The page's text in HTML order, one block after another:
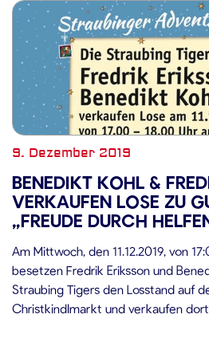
9. Dezember 2019
BENEDIKT KOHL &
VERKAUFEN LOSE ZU
„FREUDE DURCH
Am Mittwoch, den 11.12.2019, von
besetzen Fredrik Eriksson und
Straubing Tigers den Losstand auf
Christkindlmarkt und verkaufen